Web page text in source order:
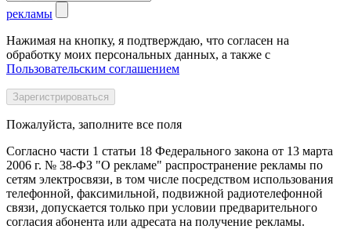
рекламы
Нажимая на кнопку, я подтверждаю, что согласен на
обработку моих персональных данных, а также с
Пользовательским соглашением
Пожалуйста, заполните все поля
Согласно части 1 статьи 18 Федерального закона от 13 марта
2006 г. № 38-ФЗ "О рекламе" распространение рекламы по
сетям электросвязи, в том числе посредством использования
телефонной, факсимильной, подвижной радиотелефонной
связи, допускается только при условии предварительного
согласия абонента или адресата на получение рекламы.